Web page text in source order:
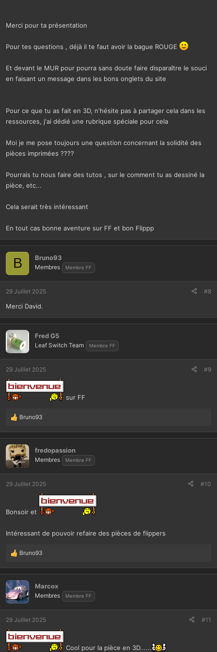
Merci pour ta présentation
Pour tes questions , déjà il te faut avoir la bague ROUGE
Et devant le MUR pour pourra sans doute faire disparaître le souci
en faisant un message dans les bons onglets du site
Pour ce que tu as fait en 3D, n'hésite pas à partager cela dans les
ressources, j'ai dédié une rubrique spéciale pour cela
Moi je me pose toujours une question concernant la solidité des
pièces imprimées ????
Pourrais tu nous faire des tutos , sur le comment tu as dessiné la
pièce, etc...
Cela serait très intéressant
En tout cas bonne aventure sur FF et bon Flippp
B Bruno93
Membres Membre FF
29 Juillet 2025 #8
Merci David.
Fred G5
Leaf Switch Team Membre FF
29 Juillet 2025 #9
sur FF
L
s
r
é
a
c
t
s
Bruno93
fredopassion
Membres Membre FF
29 Juillet 2025 #10
Bonsoir et
Intéressant de pouvoir refaire des pièces de flippers
L
s
r
é
a
c
t
o
n
Bruno93
Marcox
Membres Membre FF
29 Juillet 2025 #11
Cool pour la pièce en 3D......